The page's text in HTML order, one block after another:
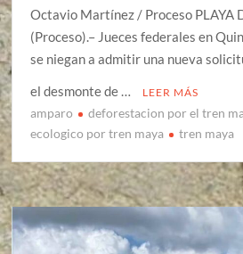
Octavio Martínez / Proceso PLAYA
(Proceso).– Jueces federales en
se niegan a admitir una nueva
el desmonte de …
LEER MÁS
amparo deforestacion por el tren
ecologico por tren maya
tren maya